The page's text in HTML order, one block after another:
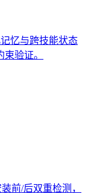
忆与跨技能状态
验证。
前/后双重检测，